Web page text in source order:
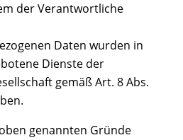
der Verantwortliche
Daten wurden in
Dienste der
gemäß Art. 8 Abs.
genannten Gründe